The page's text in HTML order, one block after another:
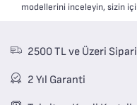
modellerini inceleyin, sizin
2500 TL ve Üzeri
2 Yıl Garanti